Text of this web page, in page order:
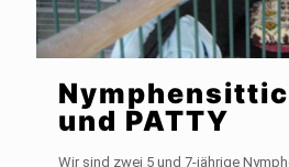
und PATTY
Wir sind zwei 5 und 7-jährige